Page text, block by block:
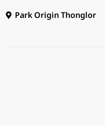
Park Origin Thonglor